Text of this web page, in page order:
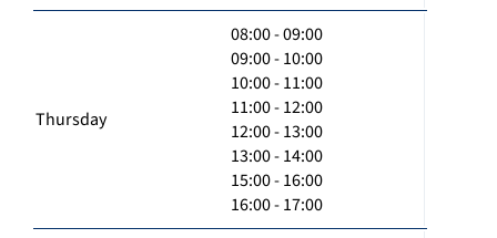
Thursday
08:00 - 09:00
09:00 - 10:00
10:00 - 11:00
11:00 - 12:00
12:00 - 13:00
13:00 - 14:00
15:00 - 16:00
16:00 - 17:00